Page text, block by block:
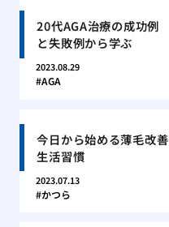
20代AGA治療の成功例
と失敗例から学ぶ
2023.08.29
AGA
今日から始める薄毛改善
生活習慣
2023.07.13
かつら